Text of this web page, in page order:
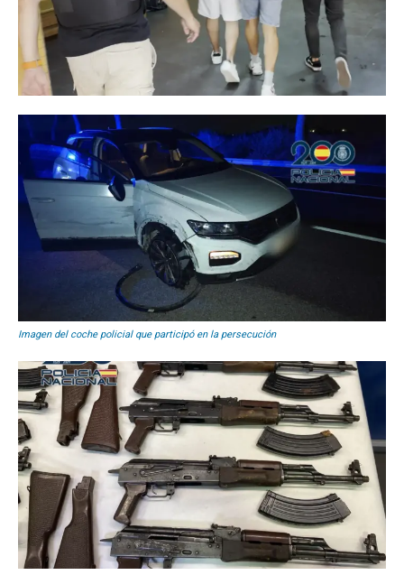
Imagen del coche policial que participó en la persecución